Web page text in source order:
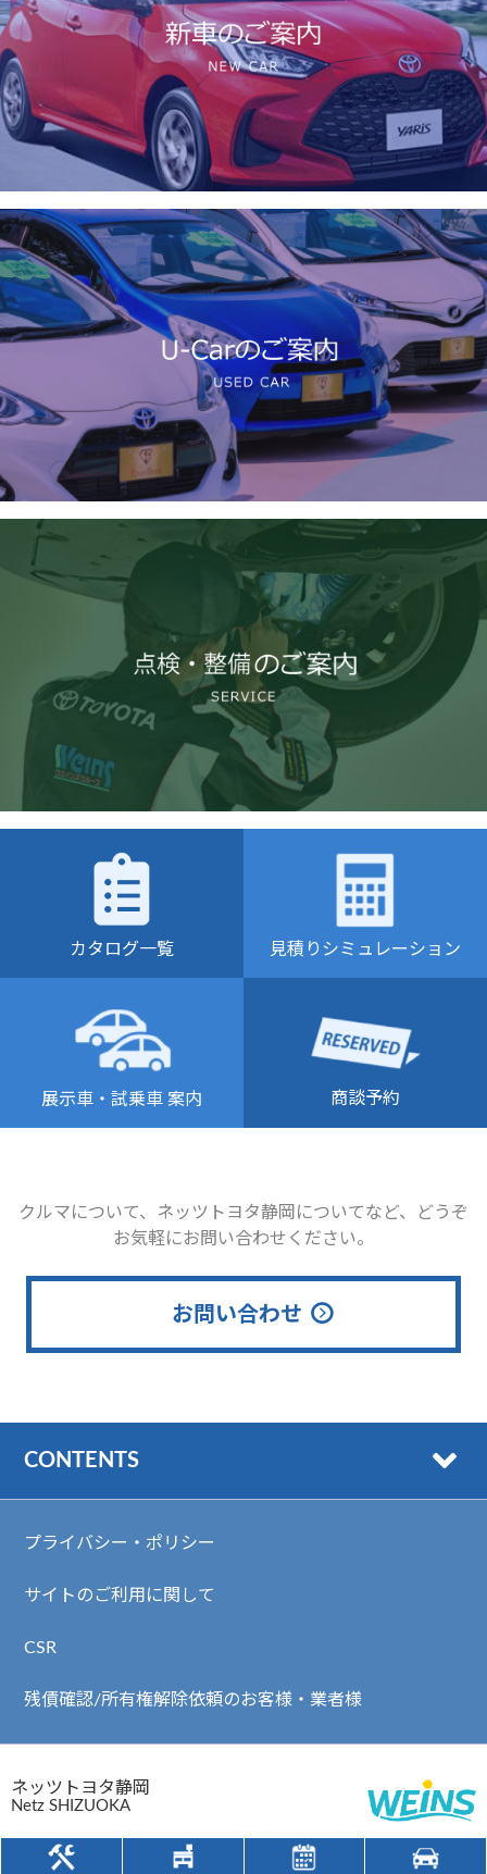
カタログ一覧 見積りシミュレーション
展示車・試乗車 案内 商談予約
クルマについて、ネッツトヨタ静岡についてなど、どうぞ
お気軽にお問い合わせください。
お問い合わせ
CONTENTS
プライバシー・ポリシー
サイトのご利用に関して
CSR
残債確認/所有権解除依頼のお客様・業者様
ネッツトヨタ静岡
Netz SHIZUOKA
静岡県公安委員会 古物許可番号 第491070161301号